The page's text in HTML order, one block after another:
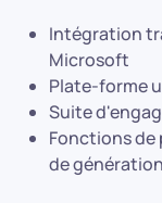
Intégration
Microsoft
Plate-forme
Suite
Fonctions
de